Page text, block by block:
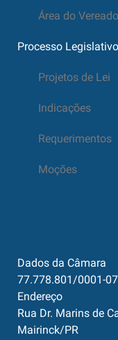
Área do
Processo Legislativo
Projetos de Lei
Indicações
Requerimentos
Moções
Dados da Câmara
77.778.801/0001-07
Endereço
Rua Dr. Marins de
Mairinck/PR